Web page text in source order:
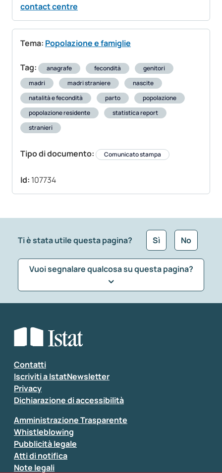
contact centre
Tema: Popolazione e famiglie
Tag: anagrafe fecondità
genitori
madri
madri straniere
nascite
natalità e fecondità
parto
popolazione
popolazione residente
statistica report
stranieri
Tipo di documento: Comunicato stampa
Id: 107734
Ti è stata utile questa pagina? Sì No
Vuoi segnalare qualcosa su questa pagina?
Seleziona la tipologia della segnalazione
Inserisci il tuo commento
Contatti
Iscriviti a IstatNewsletter
Privacy
Dichiarazione di accessibilità
Amministrazione Trasparente
Whistleblowing
Pubblicità legale
Atti di notifica
Note legali